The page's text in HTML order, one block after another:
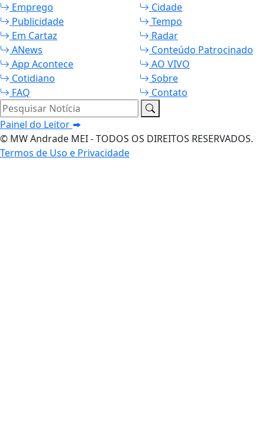
Emprego
Cidade
Publicidade
Tempo
Em Cartaz
Radar
ANews
Conteúdo Patrocinado
App Acontece
AO VIVO
Cotidiano
Sobre
FAQ
Contato
Pesquisar Notícia
Painel do Leitor
© MW Andrade MEI - TODOS OS DIREITOS RESERVADOS.
Termos de Uso e Privacidade